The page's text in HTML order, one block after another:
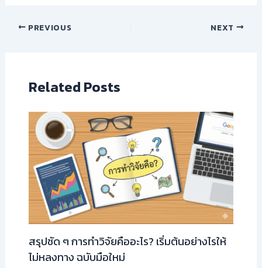
PREVIOUS NEXT
Related Posts
สรุปชัด ๆ การทำวิจัยคืออะไร? เริ่มต้นอย่างไรให้
ไม่หลงทาง ฉบับมือใหม่